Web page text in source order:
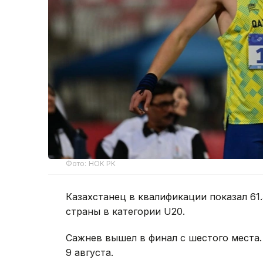
Фото: НОК РК
Казахстанец в квалификации показал
страны в категории U20.
Сажнев вышел в финал с шестого
9 августа.